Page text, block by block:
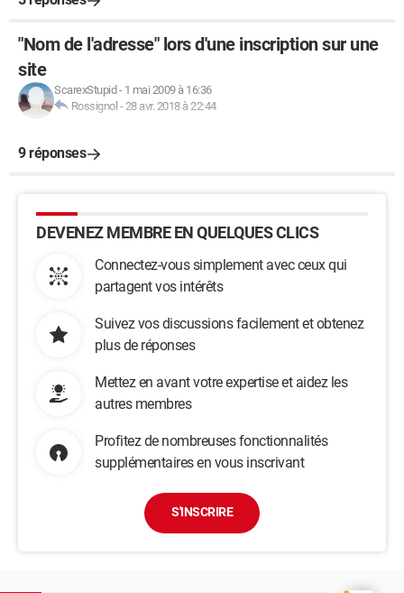
"Nom de l'adresse" lors d'une inscription sur une
site
ScarexStupid - 1 mai 2009 à 16:36
Rossignol -28 avr. 2018 à 22:44
9 réponses
DEVENEZ MEMBRE EN QUELQUES CLICS
Connectez-vous simplement avec ceux qui
partagent vos intérêts
Suivez vos discussions facilement et obtenez
plus de réponses
Mettez en avant votre expertise et aidez les
autres membres
Profitez de nombreuses fonctionnalités
supplémentaires en vous inscrivant
S'INSCRIRE